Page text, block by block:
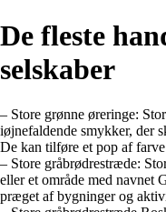
De fleste
selskaber
– Store grønne øreringe:
iøjnefaldende smykker, der
De kan tilføre et pop af
– Store gråbrødrestræde:
eller et område med navnet
præget af bygninger og